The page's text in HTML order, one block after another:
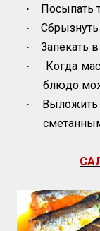
· Посыпать
·
· Запекать
·
Когда
блюдо
·
Выложить